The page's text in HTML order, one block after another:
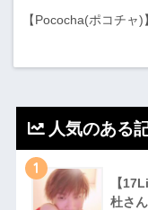
【Pococha(ポコチャ
人気のある
1
【
杜さ